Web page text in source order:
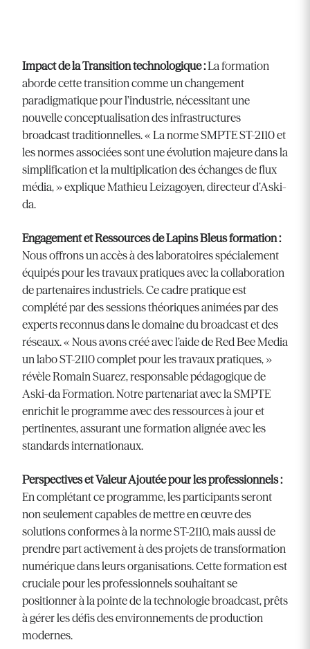
Impact de la Transition technologique :La formation
aborde cette transition comme un changement
paradigmatique pour l’industrie, nécessitant une
nouvelle conceptualisation des infrastructures
broadcast traditionnelles. « La norme SMPTE ST-2110 et
les normes associées sont une évolution majeure dans la
simplification et la multiplication des échanges de flux
média, » explique Mathieu Leizagoyen, directeur d’Aski-
da.
Engagement et Ressources de Lapins Bleus formation :
Nous offrons un accès à des laboratoires spécialement
équipés pour les travaux pratiques avec la collaboration
de partenaires industriels. Ce cadre pratique est
complété par des sessions théoriques animées par des
experts reconnus dans le domaine du broadcast et des
réseaux. « Nous avons créé avec l’aide de Red Bee Media
un labo ST-2110 complet pour les travaux pratiques, »
révèle Romain Suarez, responsable pédagogique de
Aski-da Formation. Notre partenariat avec la SMPTE
enrichit le programme avec des ressources à jour et
pertinentes, assurant une formation alignée avec les
standards internationaux.
Perspectives et Valeur Ajoutée pour les professionnels :
En complétant ce programme, les participants seront
non seulement capables de mettre en œuvre des
solutions conformes à la norme ST-2110, mais aussi de
prendre part activement à des projets de transformation
numérique dans leurs organisations. Cette formation est
cruciale pour les professionnels souhaitant se
positionner à la pointe de la technologie broadcast, prêts
à gérer les défis des environnements de production
modernes.